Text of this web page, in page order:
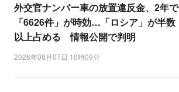
外交官ナンバー車の放置違反金、2年で
「6626件」が時効…「ロシア」が半数
以上占める 情報公開で判明
2026年08月07日 10時09分